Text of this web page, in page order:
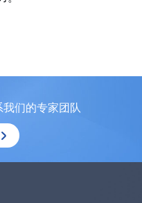
们的专家团队